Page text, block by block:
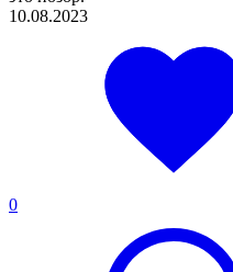
10.08.2023
0